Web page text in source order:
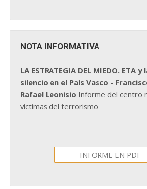
NOTA INFORMATIVA
LA ESTRATEGIA DEL MIEDO. ETA
silencio en el País Vasco -
Rafael Leonisio Informe del centro
víctimas del terrorismo
INFORME EN PDF